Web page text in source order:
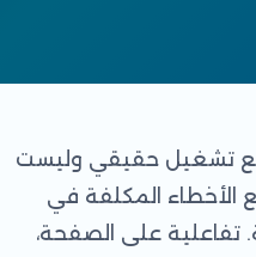
تشغيل حقيقي وليست
الأخطاء المكلفة في
تفاعلية على الصفحة،